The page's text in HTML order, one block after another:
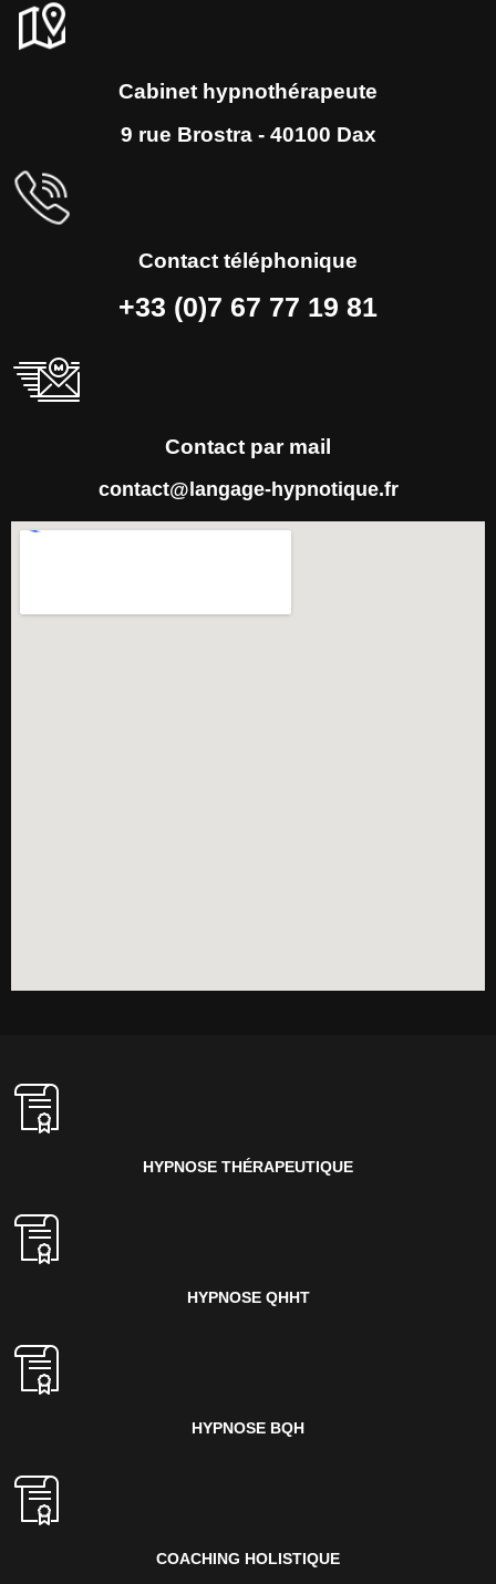
Cabinet hypnothérapeute
9 rue Brostra - 40100 Dax
Contact téléphonique
+33 (0)7 67 77 19 81
Contact par mail
contact@langage-hypnotique.fr
HYPNOSE THÉRAPEUTIQUE
HYPNOSE QHHT
HYPNOSE BQH
COACHING HOLISTIQUE